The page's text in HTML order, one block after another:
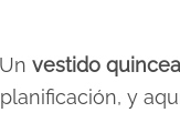
vestido
y